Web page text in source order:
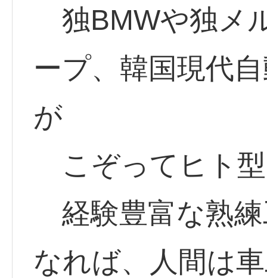
独BMWや独メ
ープ、韓国現代
が
こぞってヒト
経験豊富な熟
なれば、人間は